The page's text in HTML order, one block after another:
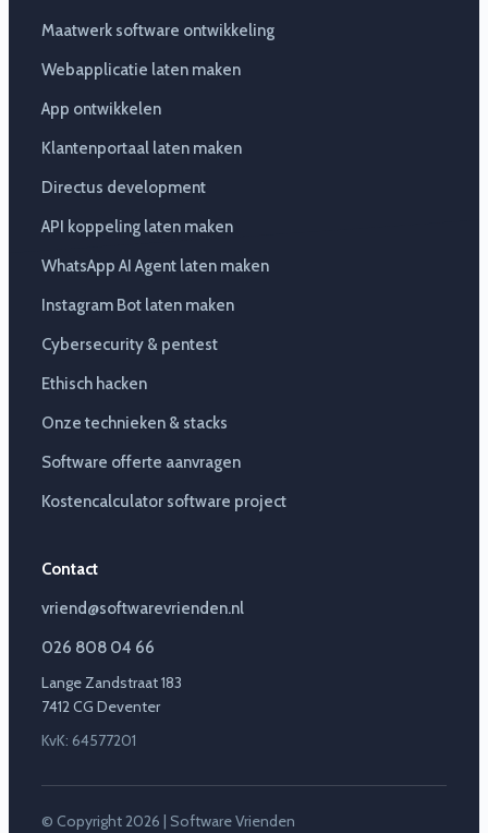
Maatwerk software ontwikkeling
Webapplicatie laten maken
App ontwikkelen
Klantenportaal laten maken
Directus development
API koppeling laten maken
WhatsApp AI Agent laten maken
Instagram Bot laten maken
Cybersecurity & pentest
Ethisch hacken
Onze technieken & stacks
Software offerte aanvragen
Kostencalculator software project
Contact
vriend@softwarevrienden.nl
026 808 04 66
Lange Zandstraat 183
7412 CG Deventer
KvK: 64577201
© Copyright 2026 | Software Vrienden